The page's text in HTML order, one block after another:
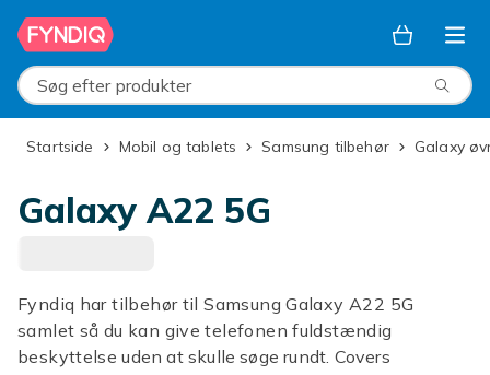
Spring til hovedindhold
Søg efter produkter
Startside Mobil og tablets Samsung tilbehør Galaxy
Galaxy A22 5G
Fyndiq har tilbehør til Samsung Galaxy A22 5G
samlet så du kan give telefonen fuldstændig
beskyttelse uden at skulle søge rundt. Covers